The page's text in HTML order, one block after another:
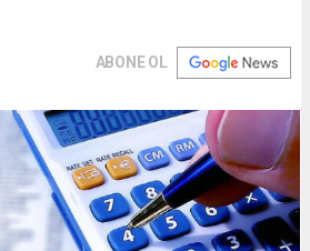
ABONE OL